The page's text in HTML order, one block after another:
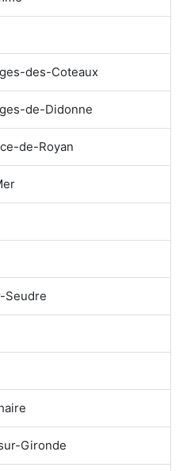
des-Coteaux
de-Didonne
de-Royan
Seudre
Gironde